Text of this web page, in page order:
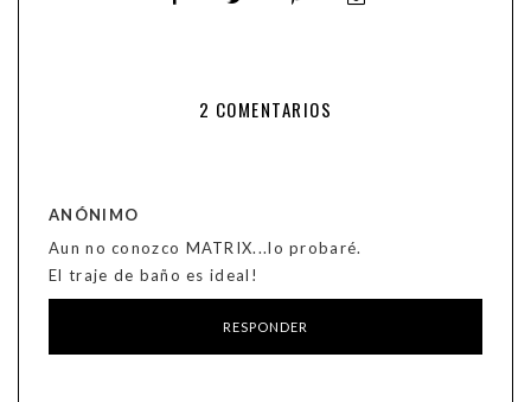
2 COMENTARIOS
ANÓNIMO
Aun no conozco MATRIX...lo probaré.
El traje de baño es ideal!
RESPONDER